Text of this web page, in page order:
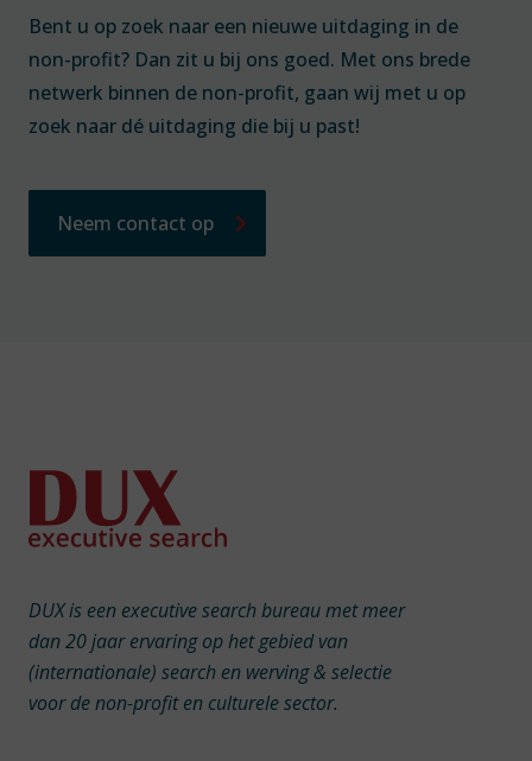
Bent u op zoek naar een nieuwe uitdaging in de
non-profit? Dan zit u bij ons goed. Met ons brede
netwerk binnen de non-profit, gaan wij met u op
zoek naar dé uitdaging die bij u past!
Neem contact op
DUX is een executive search bureau met meer
dan 20 jaar ervaring op het gebied van
(internationale) search en werving & selectie
voor de non-profit en culturele sector.